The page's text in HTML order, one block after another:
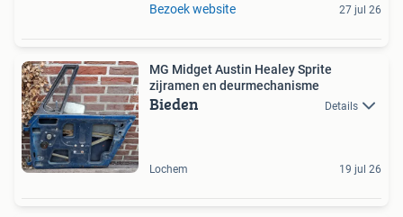
Bezoek website 27 jul 26
MG Midget Austin Healey Sprite
zijramen en deurmechanisme
Bieden Details
Lochem 19 jul 26